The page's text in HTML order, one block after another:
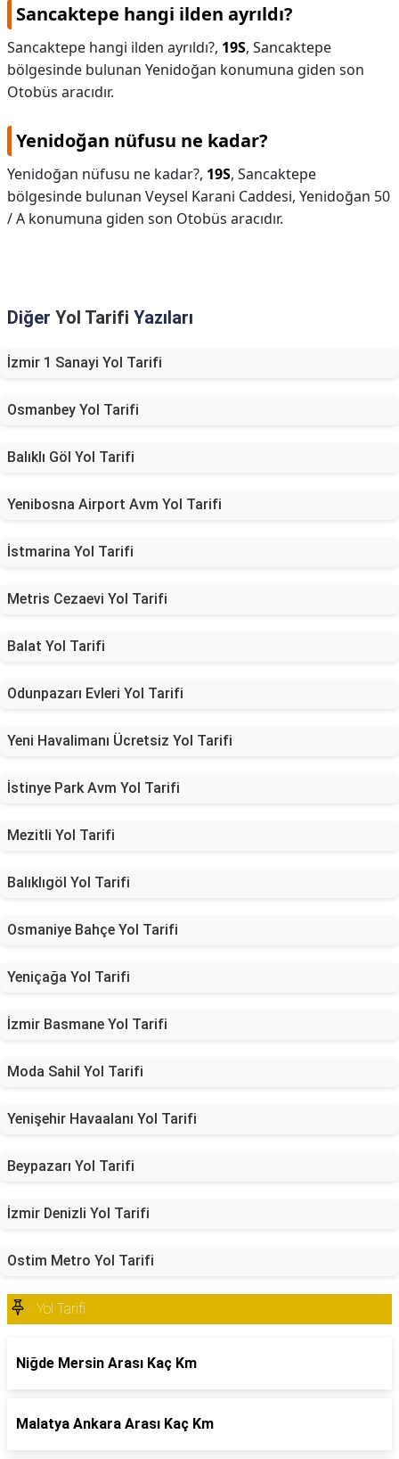
Sancaktepe hangi ilden ayrıldı?
Sancaktepe hangi ilden ayrıldı?, 19S, Sancaktepe
bölgesinde bulunan Yenidoğan konumuna giden son
Otobüs aracıdır.
Yenidoğan nüfusu ne kadar?
Yenidoğan nüfusu ne kadar?, 19S, Sancaktepe
bölgesinde bulunan Veysel Karani Caddesi, Yenidoğan 50
/ A konumuna giden son Otobüs aracıdır.
Diğer Yol Tarifi Yazıları
İzmir 1 Sanayi Yol Tarifi
Osmanbey Yol Tarifi
Balıklı Göl Yol Tarifi
Yenibosna Airport Avm Yol Tarifi
İstmarina Yol Tarifi
Metris Cezaevi Yol Tarifi
Balat Yol Tarifi
Odunpazarı Evleri Yol Tarifi
Yeni Havalimanı Ücretsiz Yol Tarifi
İstinye Park Avm Yol Tarifi
Mezitli Yol Tarifi
Balıklıgöl Yol Tarifi
Osmaniye Bahçe Yol Tarifi
Yeniçağa Yol Tarifi
İzmir Basmane Yol Tarifi
Moda Sahil Yol Tarifi
Yenişehir Havaalanı Yol Tarifi
Beypazarı Yol Tarifi
İzmir Denizli Yol Tarifi
Ostim Metro Yol Tarifi
Yol Tarifi
Niğde Mersin Arası Kaç Km
Malatya Ankara Arası Kaç Km